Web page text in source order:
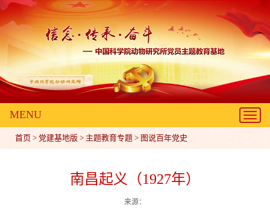
MENU
首页 > 党建基地版 > 主题教育专题 > 图说百年党史
南昌起义（1927年）
来源：